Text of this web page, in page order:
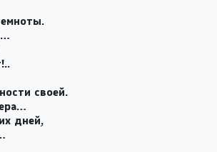
своей.
дней,